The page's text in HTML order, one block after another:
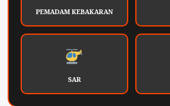
PEMADAM KEBAKARAN
SAR